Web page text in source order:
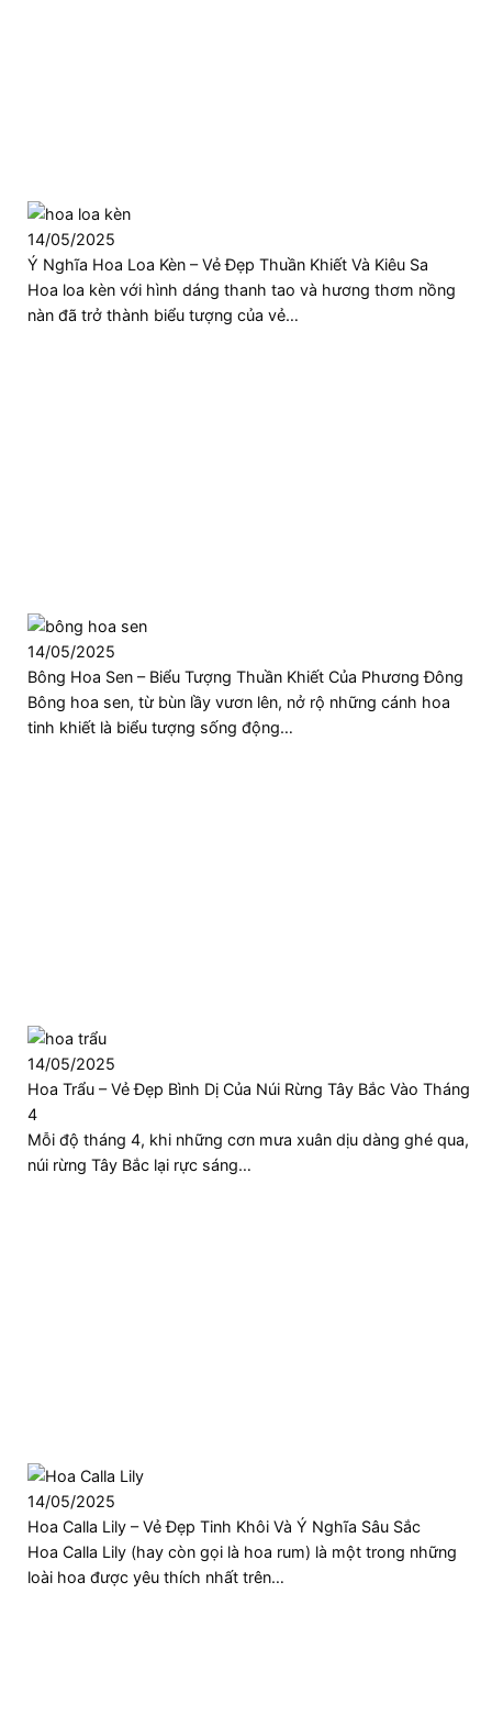
14/05/2025
Ý Nghĩa Hoa Loa Kèn – Vẻ Đẹp Thuần Khiết Và Kiêu Sa
Hoa loa kèn với hình dáng thanh tao và hương thơm nồng
nàn đã trở thành biểu tượng của vẻ…
14/05/2025
Bông Hoa Sen – Biểu Tượng Thuần Khiết Của Phương Đông
Bông hoa sen, từ bùn lầy vươn lên, nở rộ những cánh hoa
tinh khiết là biểu tượng sống động…
14/05/2025
Hoa Trẩu – Vẻ Đẹp Bình Dị Của Núi Rừng Tây Bắc Vào Tháng
4
Mỗi độ tháng 4, khi những cơn mưa xuân dịu dàng ghé qua,
núi rừng Tây Bắc lại rực sáng…
14/05/2025
Hoa Calla Lily – Vẻ Đẹp Tinh Khôi Và Ý Nghĩa Sâu Sắc
Hoa Calla Lily (hay còn gọi là hoa rum) là một trong những
loài hoa được yêu thích nhất trên…